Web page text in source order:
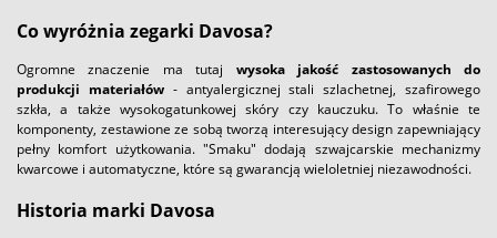
Co wyróżnia zegarki Davosa?
Ogromne znaczenie ma tutaj wysoka jakość zastosowanych do
produkcji materiałów- antyalergicznej stali szlachetnej, szafirowego
szkła, a także wysokogatunkowej skóry czy kauczuku. To właśnie te
komponenty, zestawione ze sobą tworzą interesujący design zapewniający
pełny komfort użytkowania. "Smaku" dodają szwajcarskie mechanizmy
kwarcowe i automatyczne, które są gwarancją wieloletniej niezawodności.
Historia marki Davosa